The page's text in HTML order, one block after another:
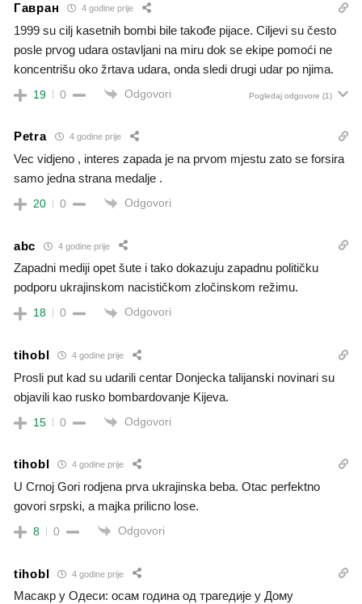
Гавран 4 godine prije
1999 su cilj kasetnih bombi bile takođe pijace. Ciljevi su često
posle prvog udara ostavljani na miru dok se ekipe pomoći ne
koncentrišu oko žrtava udara, onda sledi drugi udar po njima.
19 0 Odgovori Pogledaj odgovore (1)
Petra 4 godine prije
Vec vidjeno , interes zapada je na prvom mjestu zato se forsira
samo jedna strana medalje .
20 0 Odgovori
abc 4 godine prije
Zapadni mediji opet šute i tako dokazuju zapadnu političku
podporu ukrajinskom nacističkom zločinskom režimu.
18 0 Odgovori
tihobl 4 godine prije
Prosli put kad su udarili centar Donjecka talijanski novinari su
objavili kao rusko bombardovanje Kijeva.
15 0 Odgovori
tihobl 4 godine prije
U Crnoj Gori rodjena prva ukrajinska beba. Otac perfektno
govori srpski, a majka prilicno lose.
8 0 Odgovori
tihobl 4 godine prije
Масакр у Одеси: осам година од трагедије у Дому